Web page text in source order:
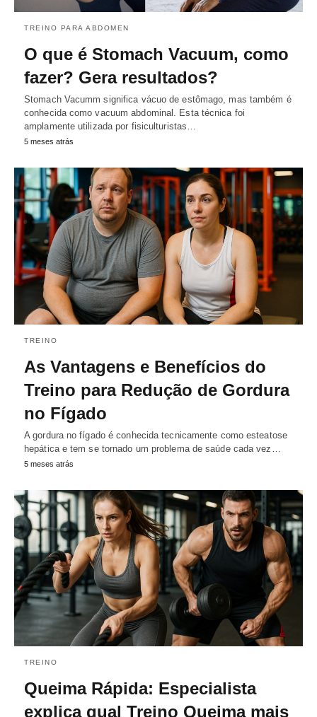
TREINO PARA ABDOMEN
O que é Stomach Vacuum, como
fazer? Gera resultados?
Stomach Vacumm significa vácuo de estômago, mas também é
conhecida como vacuum abdominal. Esta técnica foi
amplamente utilizada por fisiculturistas…
5 meses atrás
TREINO
As Vantagens e Benefícios do
Treino para Redução de Gordura
no Fígado
A gordura no fígado é conhecida tecnicamente como esteatose
hepática e tem se tornado um problema de saúde cada vez…
5 meses atrás
TREINO
Queima Rápida: Especialista
explica qual Treino Queima mais